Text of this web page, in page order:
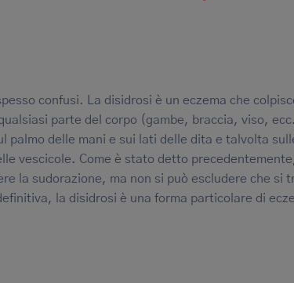
confusi. La disidrosi è un eczema che
parte del corpo (gambe, braccia, viso,
palmo delle mani e sui lati delle dita e talvolta
vescicole. Come è stato detto
la sudorazione, ma non si può escludere che si
la disidrosi è una forma particolare di